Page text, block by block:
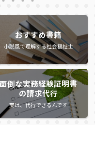
おすすめ書籍
小説風で理解する社会福祉士
面倒な実務経験証明書
の請求代行
実は、代行できるんです